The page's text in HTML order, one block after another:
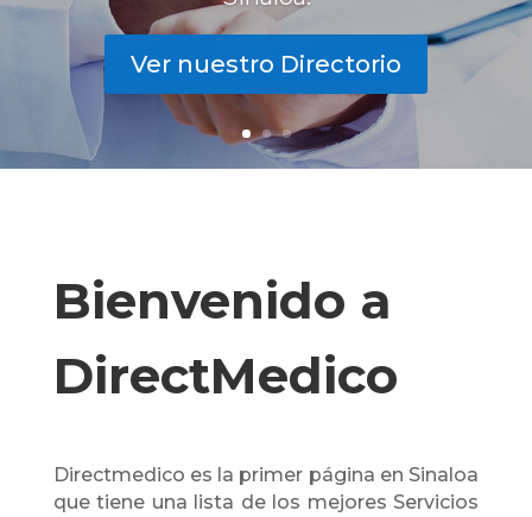
Ver nuestro Directorio
Bienvenido a
DirectMedico
Directmedico es la primer página en Sinaloa
que tiene una lista de los mejores Servicios